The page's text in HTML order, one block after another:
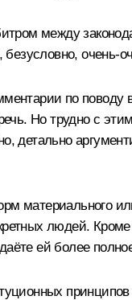
между
безусловно, очень-
по
Но трудно с
детально
материального
людей.
ей более